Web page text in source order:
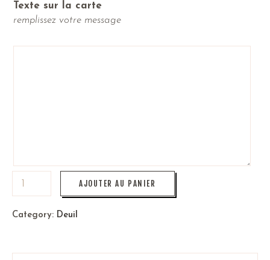
Texte sur la carte
remplissez votre message
AJOUTER AU PANIER
Category: Deuil